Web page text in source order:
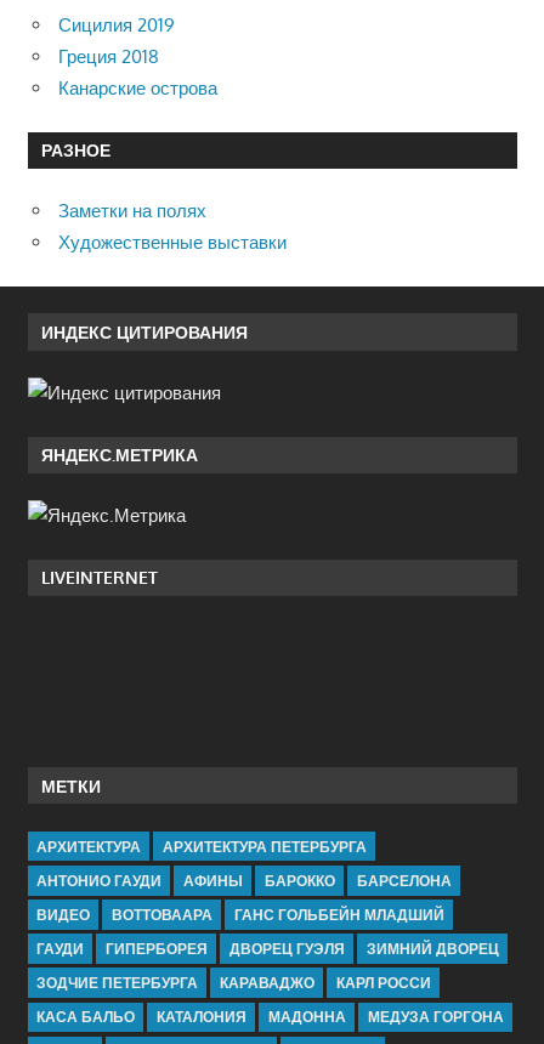
Сицилия 2019
Греция 2018
Канарские острова
РАЗНОЕ
Заметки на полях
Художественные выставки
ИНДЕКС ЦИТИРОВАНИЯ
ЯНДЕКС.МЕТРИКА
LIVEINTERNET
МЕТКИ
АРХИТЕКТУРА
АРХИТЕКТУРА ПЕТЕРБУРГА
АНТОНИО ГАУДИ
АФИНЫ БАРОККО
БАРСЕЛОНА
ВИДЕО
ВОТТОВААРА
ГАНС ГОЛЬБЕЙН МЛАДШИЙ
ГАУДИ
ГИПЕРБОРЕЯ ДВОРЕЦ ГУЭЛЯ
ЗИМНИЙ ДВОРЕЦ
ЗОДЧИЕ ПЕТЕРБУРГА
КАРАВАДЖО
КАРЛ РОССИ
КАСА БАЛЬО
КАТАЛОНИЯ МАДОННА
МЕДУЗА ГОРГОНА